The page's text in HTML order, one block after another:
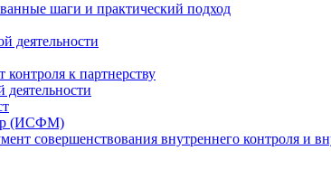
шаги и практический подход
деятельности
контроля к партнерству
деятельности
(ИСФМ)
совершенствования внутреннего контроля и